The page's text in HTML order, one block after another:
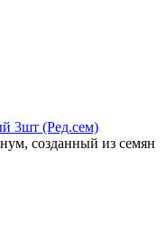
3шт (Ред.сем)
созданный из семян